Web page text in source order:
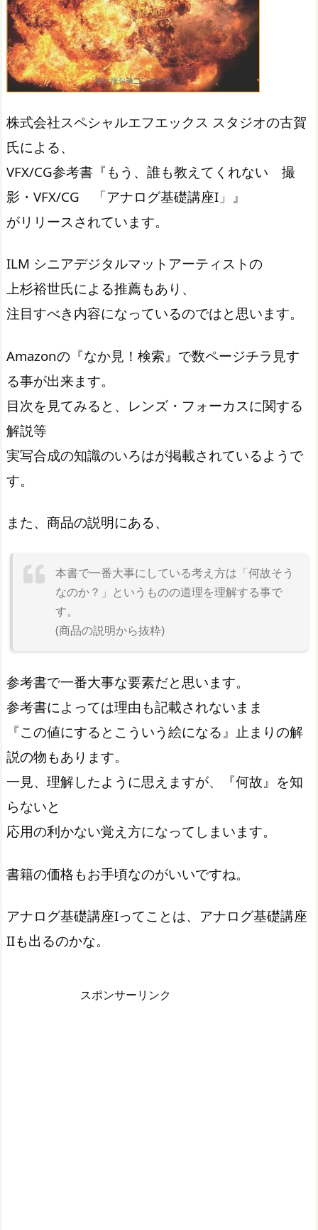
株式会社スペシャルエフエックス スタジオの古賀
氏による、
VFX/CG参考書『もう、誰も教えてくれない 撮
影・VFX/CG 「アナログ基礎講座I」』
がリリースされています。
ILM シニアデジタルマットアーティストの
上杉裕世氏による推薦もあり、
注目すべき内容になっているのではと思います。
Amazonの『なか見！検索』で数ページチラ見す
る事が出来ます。
目次を見てみると、レンズ・フォーカスに関する
解説等
実写合成の知識のいろはが掲載されているようで
す。
また、商品の説明にある、
本書で一番大事にしている考え方は「何故そう
なのか？」というものの道理を理解する事で
す。
(商品の説明から抜粋)
参考書で一番大事な要素だと思います。
参考書によっては理由も記載されないまま
『この値にするとこういう絵になる』止まりの解
説の物もあります。
一見、理解したように思えますが、『何故』を知
らないと
応用の利かない覚え方になってしまいます。
書籍の価格もお手頃なのがいいですね。
アナログ基礎講座Iってことは、アナログ基礎講座
IIも出るのかな。
スポンサーリンク